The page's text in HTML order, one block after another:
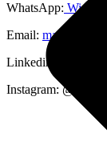
WhatsApp: Widya
Email:
Linkedin: adw
Instagram: